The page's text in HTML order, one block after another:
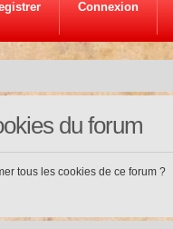
Connexion
du forum
tous les cookies de ce forum ?